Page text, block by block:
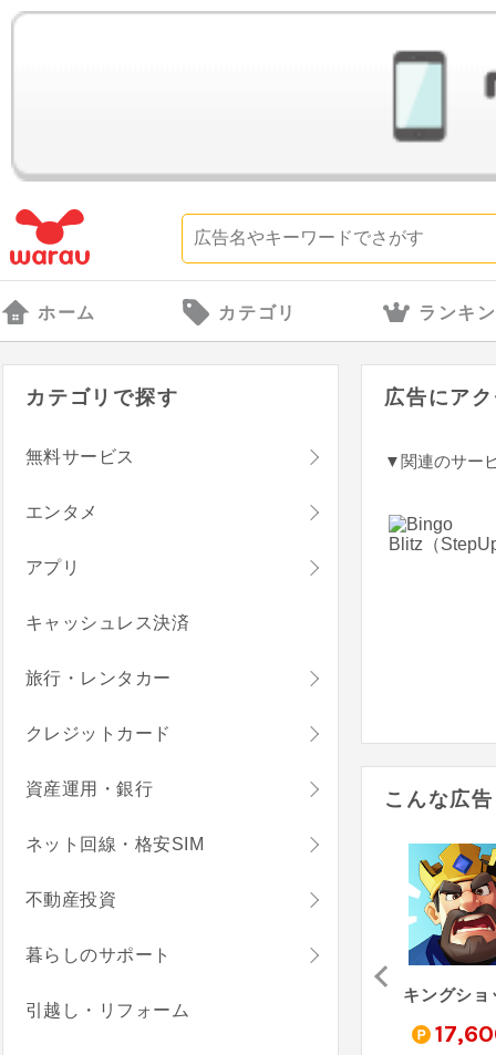
ホーム カテゴリ ランキ
広告にア
▼関連のサー
こんな広
カテゴリで探す
無料サービス
エンタメ
アプリ
キャッシュレス決済
旅行・レンタカー
クレジットカード
資産運用・銀行
ネット回線・格安SIM
不動産投資
暮らしのサポート
引越し・リフォーム